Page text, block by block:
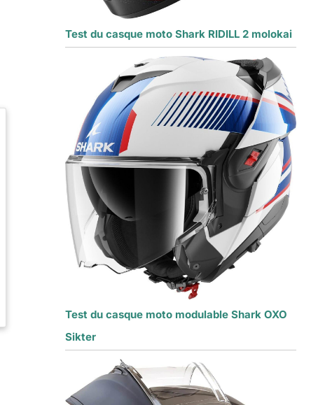
Test du casque moto Shark RIDILL 2 molokai
Test du casque moto modulable Shark OXO
Sikter